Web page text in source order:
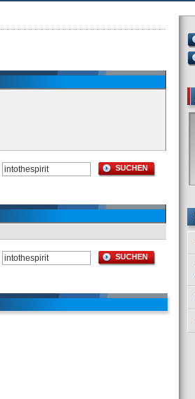
SUCHEN
SUCHEN